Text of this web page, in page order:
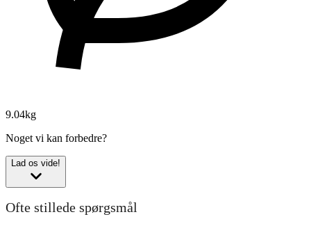
9.04kg
Noget vi kan forbedre?
Lad os vide!
Ofte stillede spørgsmål